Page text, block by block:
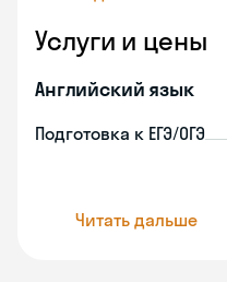
Услуги и цены
Английский язык
Подготовка к ЕГЭ/ОГЭ
Читать дальше